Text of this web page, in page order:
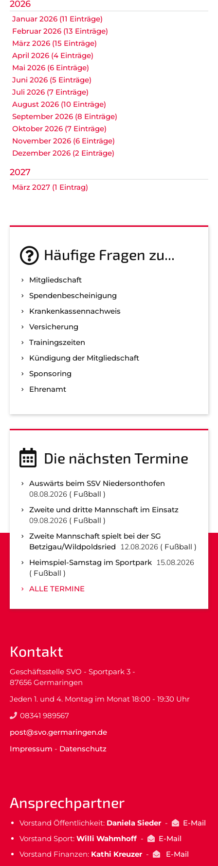
2026
Januar 2026 (11 Einträge)
Februar 2026 (13 Einträge)
März 2026 (15 Einträge)
April 2026 (4 Einträge)
Mai 2026 (6 Einträge)
Juni 2026 (5 Einträge)
Juli 2026 (7 Einträge)
August 2026 (10 Einträge)
September 2026 (8 Einträge)
Oktober 2026 (7 Einträge)
November 2026 (6 Einträge)
Dezember 2026 (2 Einträge)
2027
März 2027 (1 Eintrag)
Häufige Fragen zu...
Mitgliedschaft
Spenden­bescheinigung
Kranken­kassen­nachweis
Versicherung
Trainingszeiten
Kündigung der Mitgliedschaft
Sponsoring
Ehrenamt
Die nächsten Termine
Auswärts beim SSV Niedersonthofen
08.08.2026
Fußball
Zweite und dritte Mannschaft im Einsatz
09.08.2026
Fußball
Zweite Mannschaft spielt bei der SG
Betzigau/Wildpoldsried
12.08.2026
Fußball
Heimspiel-Samstag im Sportpark 15.08.2026
Fußball
ALLE TERMINE
Kontakt
Geschäftsstelle SVO - Sportpark 3 -
87656 Germaringen
Jeden 1. und 4. Montag im Monat 18:00 - 19:30 Uhr
08341 989567
post@svo.germaringen.de
Impressum - Datenschutz
Ansprechpartner
Vorstand Öffentlichkeit: Daniela Sieder-
E-Mail
Vorstand Sport: Willi Wahmhoff-
E-Mail
Vorstand Finanzen: Kathi Kreuzer-
E-Mail